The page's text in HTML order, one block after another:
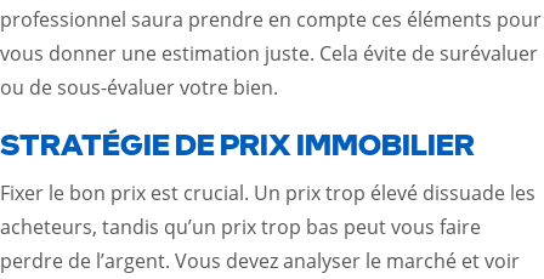
professionnel saura prendre en compte ces éléments pour
vous donner une estimation juste. Cela évite de surévaluer
ou de sous-évaluer votre bien.
STRATÉGIE DE PRIX IMMOBILIER
Fixer le bon prix est crucial. Un prix trop élevé dissuade les
acheteurs, tandis qu’un prix trop bas peut vous faire
perdre de l’argent. Vous devez analyser le marché et voir